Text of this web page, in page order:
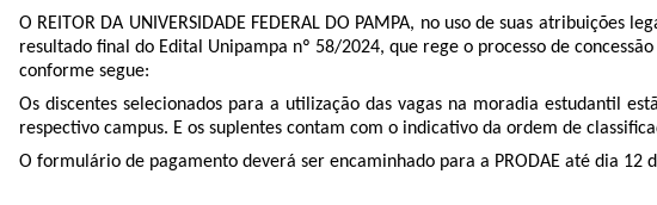
O REITOR DA UNIVERSIDADE FEDERAL DO PAMPA, no uso de suas
resultado final do Edital Unipampa nº 58/2024, que rege o processo de
conforme segue:
Os discentes selecionados para a utilização das vagas na moradia estudantil
respectivo campus. E os suplentes contam com o indicativo da ordem de
O formulário de pagamento deverá ser encaminhado para a PRODAE até dia 12